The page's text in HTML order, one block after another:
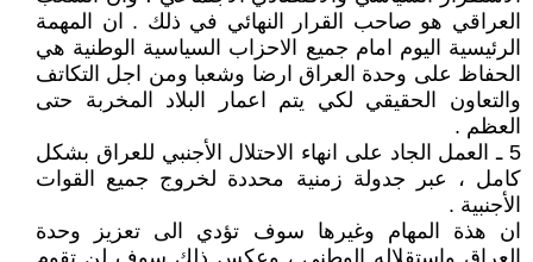
العراقي هو صاحب القرار النهائي في ذلك . ان المهمة
الرئيسية اليوم امام جميع الاحزاب السياسية الوطنية هي
الحفاظ على وحدة العراق ارضا وشعبا ومن اجل التكاتف
والتعاون الحقيقي لكي يتم اعمار البلاد المخربة حتى
العظم .
5 ـ العمل الجاد على انهاء الاحتلال الأجنبي للعراق بشكل
كامل ، عبر جدولة زمنية محددة لخروج جميع القوات
الأجنبية .
ان هذة المهام وغيرها سوف تؤدي الى تعزيز وحدة